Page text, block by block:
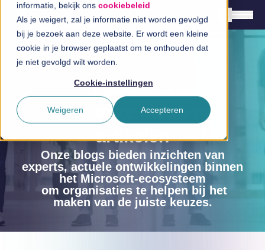
informatie, bekijk ons cookiebeleid
Als je weigert, zal je informatie niet worden gevolgd
bij je bezoek aan deze website. Er wordt een kleine
cookie in je browser geplaatst om te onthouden dat
je niet gevolgd wilt worden.
Cookie-instellingen
Accepteren
Weigeren
Nederlands
Oplossingen
Branches
InSpiratiecentrum
Technologieën
Direct in contact
Inspiratiecentrum
Lees onze nieuwste
artikelen
Onze blogs bieden inzichten van
experts, actuele ontwikkelingen binnen
het Microsoft-ecosysteem
om organisaties te helpen bij het
maken van de juiste keuzes.